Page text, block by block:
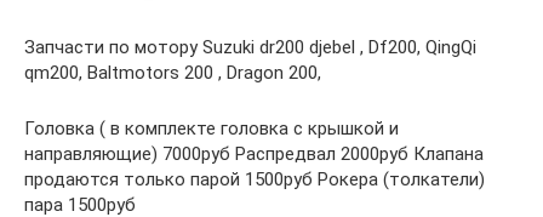
Запчасти по мотору Suzuki dr200 djebel , Df200, QingQi
qm200, Baltmotors 200 , Dragon 200,
Головка ( в комплекте головка с крышкой и
направляющие) 7000руб Распредвал 2000руб Клапана
продаются только парой 1500руб Рокера (толкатели)
пара 1500руб